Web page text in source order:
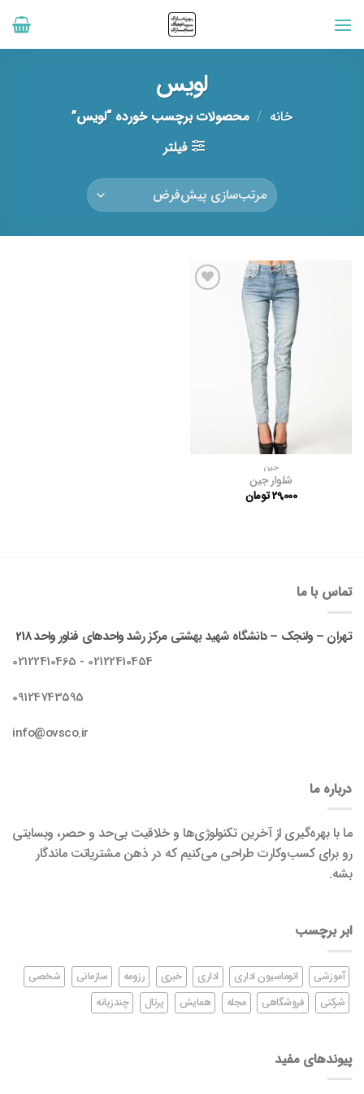
محتوا
لویس
خانه / محصولات برچسب خورده “لویس”
فیلتر
جین
شلوار جین
29,000تومان
تماس با ما
تهران – ولنجک – دانشگاه شهید بهشتی مرکز رشد واحدهای فناور واحد 218
02122410454 - 02122410465
09124743595
info@ovsco.ir
درباره ما
ما با بهره‌گیری از آخرین تکنولوژی‌ها و خلاقیت بی‌حد و حصر، وبسایتی
رو برای کسب‌وکارت طراحی می‌کنیم که در ذهن مشتریاتت ماندگار
بشه.
ابر برچسب
آموزشی اتوماسیون اداری اداری خبری رزومه سازمانی
شخصی
شرکتی
فروشگاهی مجله همایش پرتال چندزبانه
پیوندهای مفید